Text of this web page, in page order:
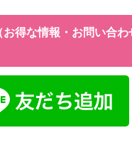
得な情報・お問い合わ